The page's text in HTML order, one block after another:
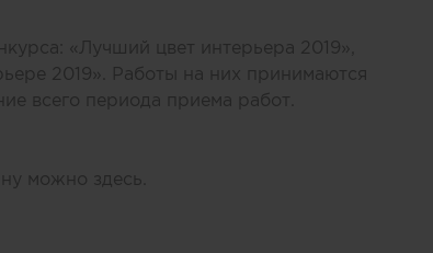
«Лучший цвет интерьера 2019»
2019»
. Работы на них принимаются
всего периода приема работ.
можно здесь